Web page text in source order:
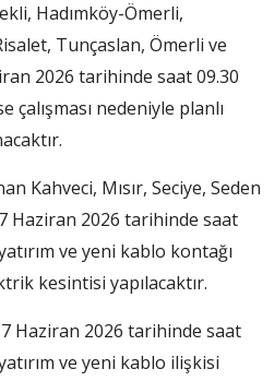
Hadımköy-Ömerli,
Tunçaslan, Ömerli ve
2026 tarihinde saat 09.30
çalışması nedeniyle planlı
Kahveci, Mısır, Seciye, Seden
Haziran 2026 tarihinde saat
ve yeni kablo kontağı
kesintisi yapılacaktır.
Haziran 2026 tarihinde saat
ve yeni kablo ilişkisi